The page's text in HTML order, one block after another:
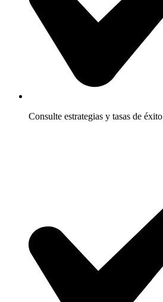
Consulte estrategias y tasas de éxito